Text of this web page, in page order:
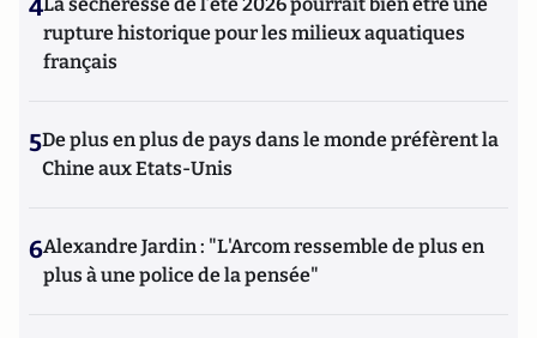
4
rupture historique pour les milieux aquatiques
français
5De plus en plus de pays dans le monde préfèrent la
Chine aux Etats-Unis
6Alexandre Jardin : "L'Arcom ressemble de plus en
plus à une police de la pensée"